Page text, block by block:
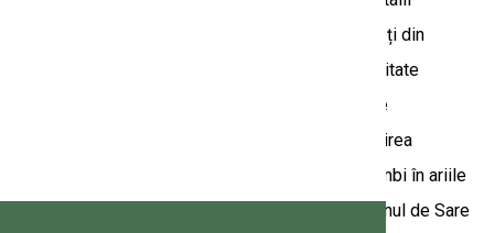
de un profesionist, deveniți ucenicul lor și prindeți din
rezultat: ulcioare, căni, farfurii, boluri) • Activitate
de a găti faimosul Kürtőskalács • Activitate
percepe un extra tarif de 30 RON/pers pt pregătirea
ro/saltland-tours Oferim ghid în 3 limbi în ariile
Brazilor: 300 RON/grup. • Ghidaj în Canionul de Sare